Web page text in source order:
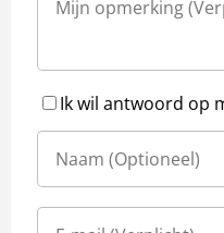
Ik wil antwoord op